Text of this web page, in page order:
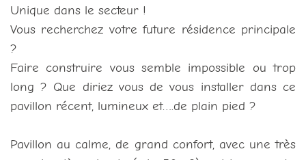
Unique dans le secteur !
Vous recherchez votre future résidence principale
?
Faire construire vous semble impossible ou trop
long ? Que diriez vous de vous installer dans ce
pavillon récent, lumineux et….de plain pied ?
Pavillon au calme, de grand confort, avec une très